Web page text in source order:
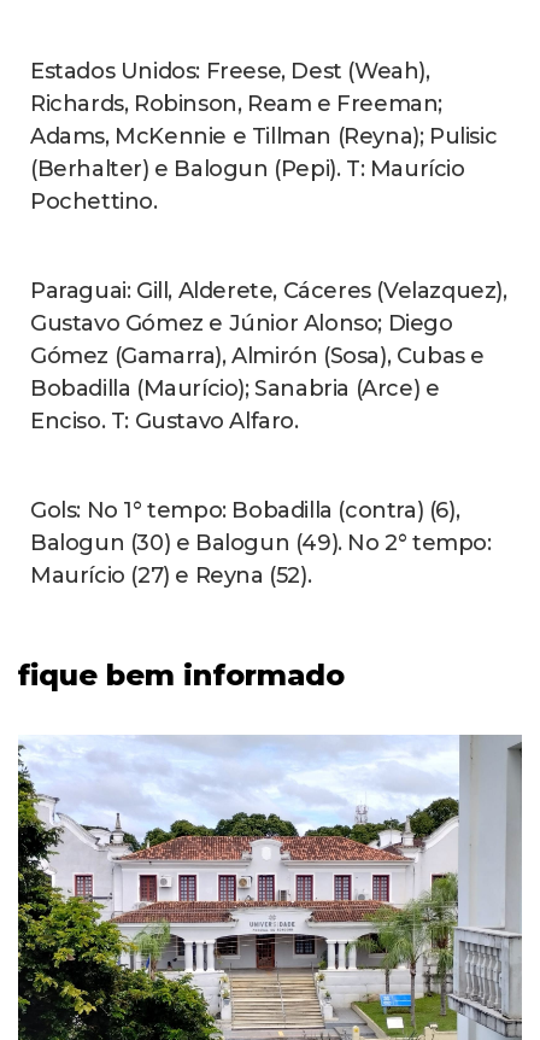
CONSUMO
LUTO
1 noticias
Lula, Alckmin e as agendas